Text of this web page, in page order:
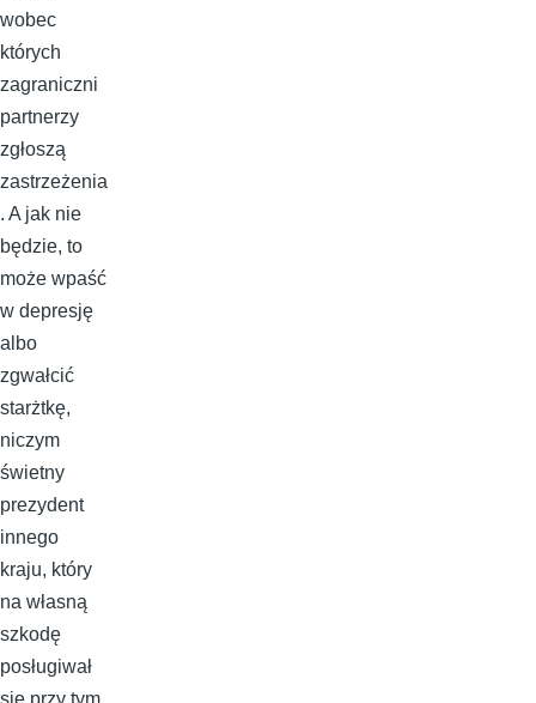
wobec
których
zagraniczni
partnerzy
zgłoszą
zastrzeżenia
. A jak nie
będzie, to
może wpaść
w depresję
albo
zgwałcić
starżtkę,
niczym
świetny
prezydent
innego
kraju, który
na własną
szkodę
posługiwał